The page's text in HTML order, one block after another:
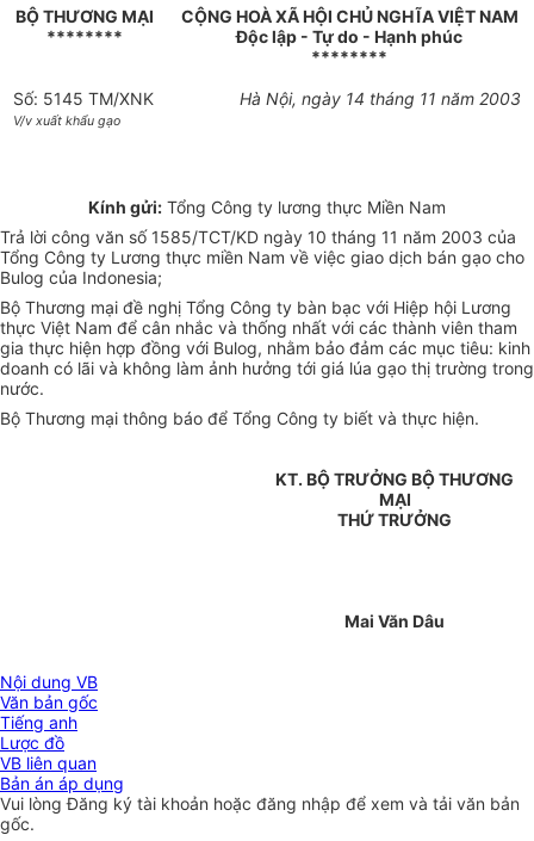
BỘ THƯƠNG MẠI
********
CỘNG HOÀ XÃ HỘI CHỦ NGHĨA VIỆT NAM
Độc lập - Tự do - Hạnh phúc
********
Số: 5145 TM/XNK
V/v xuất khẩu gạo
Hà Nội, ngày 14 tháng 11 năm 2003
Kính gửi: Tổng Công ty lương thực Miền Nam
Trả lời công văn số 1585/TCT/KD ngày 10 tháng 11 năm 2003 của
Tổng Công ty Lương thực miền Nam về việc giao dịch bán gạo cho
Bulog của Indonesia;
Bộ Thương mại đề nghị Tổng Công ty bàn bạc với Hiệp hội Lương
thực Việt Nam để cân nhắc và thống nhất với các thành viên tham
gia thực hiện hợp đồng với Bulog, nhằm bảo đảm các mục tiêu: kinh
doanh có lãi và không làm ảnh hưởng tới giá lúa gạo thị trường trong
nước.
Bộ Thương mại thông báo để Tổng Công ty biết và thực hiện.
KT. BỘ TRƯỞNG BỘ THƯƠNG
MẠI
THỨ TRƯỞNG
Mai Văn Dâu
Nội dung VB
Văn bản gốc
Tiếng anh
Lược đồ
VB liên quan
Bản án áp dụng
Vui lòngĐăng ký tài khoản hoặc đăng nhập để xem và tải văn bản
gốc.